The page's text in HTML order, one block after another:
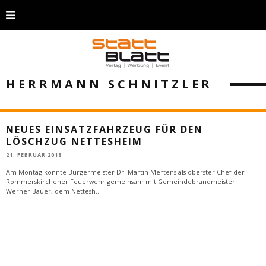
HERRMANN SCHNITZLER
NEUES EINSATZFAHRZEUG FÜR DEN
LÖSCHZUG NETTESHEIM
21. FEBRUAR 2018
Am Montag konnte Bürgermeister Dr. Martin Mertens als oberster Chef der
Rommerskirchener Feuerwehr gemeinsam mit Gemeindebrandmeister
Werner Bauer, dem Nettesh...